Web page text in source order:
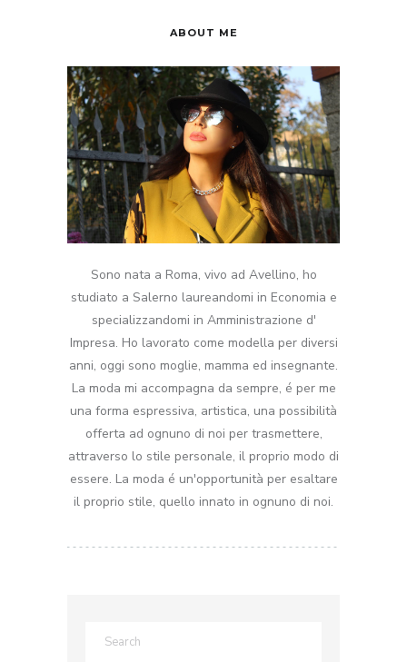
ABOUT ME
Sono nata a Roma, vivo ad Avellino, ho
studiato a Salerno laureandomi in Economia e
specializzandomi in Amministrazione d'
Impresa. Ho lavorato come modella per diversi
anni, oggi sono moglie, mamma ed insegnante.
La moda mi accompagna da sempre, é per me
una forma espressiva, artistica, una possibilità
offerta ad ognuno di noi per trasmettere,
attraverso lo stile personale, il proprio modo di
essere. La moda é un'opportunità per esaltare
il proprio stile, quello innato in ognuno di noi.